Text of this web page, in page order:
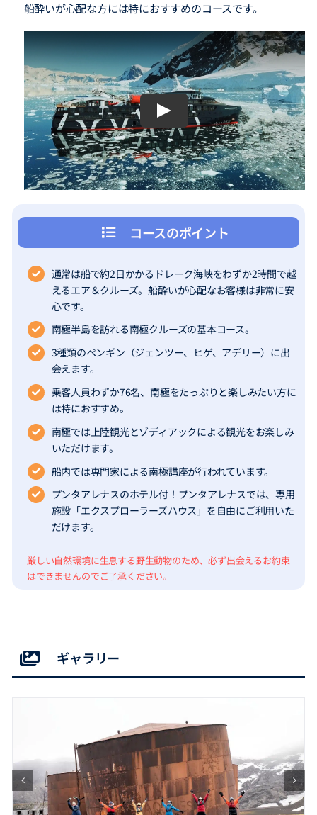
船酔いが心配な方には特におすすめのコースです。
コースのポイント
通常は船で約2日かかるドレーク海峡をわずか2時間で越
えるエア＆クルーズ。船酔いが心配なお客様は非常に安
心です。
南極半島を訪れる南極クルーズの基本コース。
3種類のペンギン（ジェンツー、ヒゲ、アデリー）に出
会えます。
乗客人員わずか76名、南極をたっぷりと楽しみたい方に
は特におすすめ。
南極では上陸観光とゾディアックによる観光をお楽しみ
いただけます。
船内では専門家による南極講座が行われています。
プンタアレナスのホテル付！プンタアレナスでは、専用
施設「エクスプローラーズハウス」を自由にご利用いた
だけます。
厳しい自然環境に生息する野生動物のため、必ず出会えるお約束
はできませんのでご了承ください。
ギャラリー